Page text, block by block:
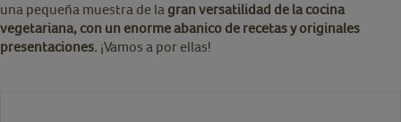
una pequeña muestra de la gran versatilidad de la cocina
vegetariana, con un enorme abanico de recetas y originales
presentaciones. ¡Vamos a por ellas!